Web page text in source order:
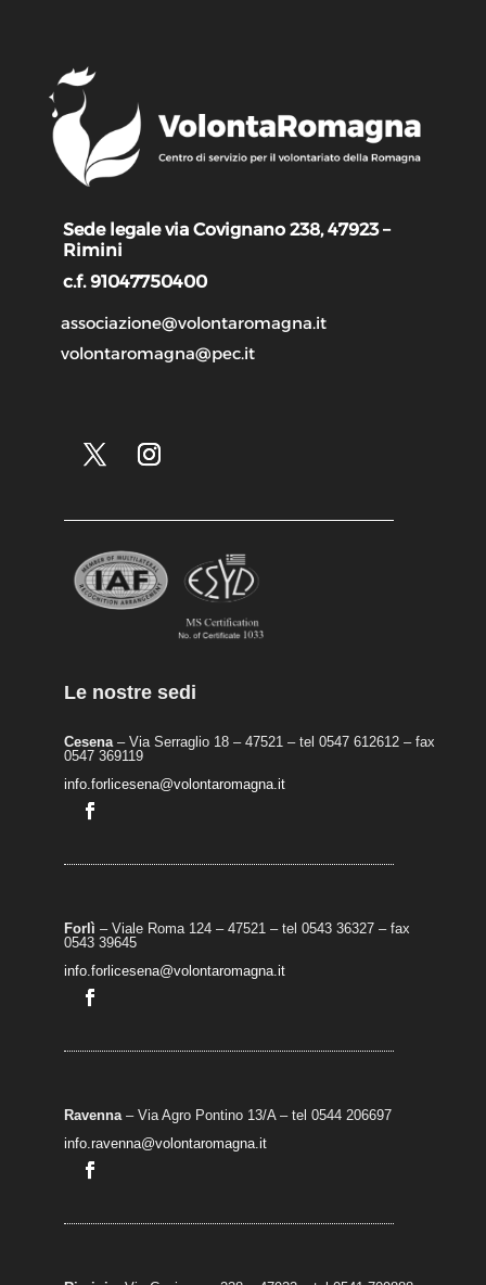
Sede legale via Covignano 238, 47923 –
Rimini
c.f. 91047750400
associazione@volontaromagna.it
volontaromagna@pec.it
Le nostre sedi
Cesena– Via Serraglio 18 – 47521 – tel 0547 612612 – fax
0547 369119
info.forlicesena@volontaromagna.it
Forlì – Viale Roma 124 – 47521 – tel 0543 36327 – fax
0543 39645
info.forlicesena@volontaromagna.it
Ravenna– Via Agro Pontino 13/A– tel 0544 206697
info.ravenna@volontaromagna.it